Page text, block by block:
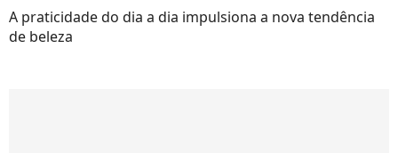
A praticidade do dia a dia impulsiona a nova tendência
de beleza